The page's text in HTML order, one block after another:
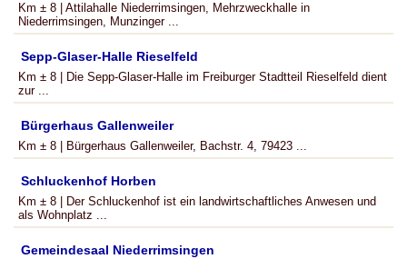
Km ± 8 | Attilahalle Niederrimsingen, Mehrzweckhalle in
Niederrimsingen, Munzinger ...
Sepp-Glaser-Halle Rieselfeld
Km ± 8 | Die Sepp-Glaser-Halle im Freiburger Stadtteil Rieselfeld dient
zur ...
Bürgerhaus Gallenweiler
Km ± 8 | Bürgerhaus Gallenweiler, Bachstr. 4, 79423 ...
Schluckenhof Horben
Km ± 8 | Der Schluckenhof ist ein landwirtschaftliches Anwesen und
als Wohnplatz ...
Gemeindesaal Niederrimsingen